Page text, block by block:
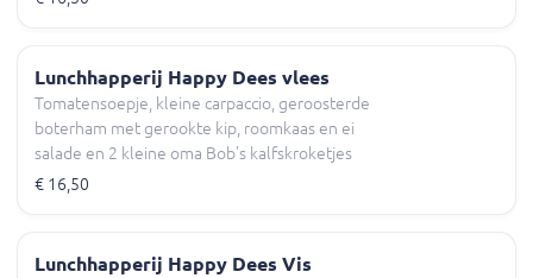
Lunchhapperij Happy Dees vlees
Tomatensoepje, kleine carpaccio, geroosterde
boterham met gerookte kip, roomkaas en ei
salade en 2 kleine oma Bob's kalfskroketjes
€ 16,50
Lunchhapperij Happy Dees Vis